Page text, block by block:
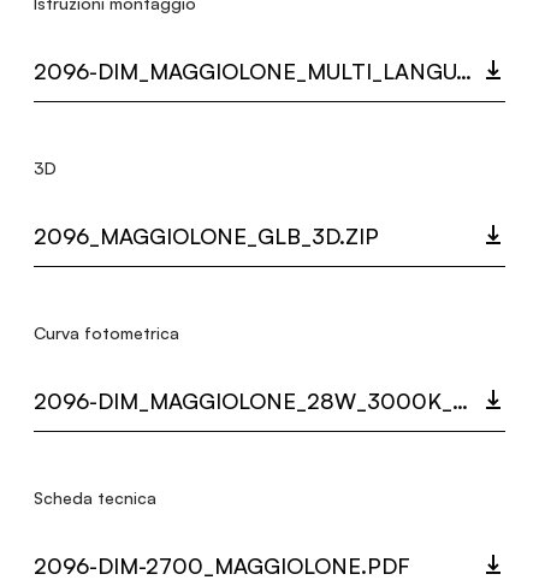
2096-DIM_MAGGIOLONE_MULTI_LANGUAGE_9462_INST.PDF
3D
2096_MAGGIOLONE_GLB_3D.ZIP
Curva fotometrica
2096-DIM_MAGGIOLONE_28W_3000K_LC.ZIP
Scheda tecnica
2096-DIM-2700_MAGGIOLONE.PDF